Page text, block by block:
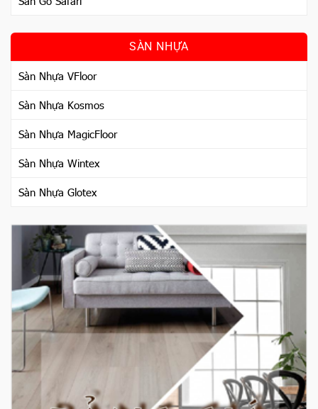
SÀN NHỰA
Sàn Nhựa VFloor
Sàn Nhựa Kosmos
Sàn Nhựa MagicFloor
Sàn Nhựa Wintex
Sàn Nhựa Glotex